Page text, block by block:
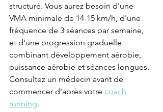
structuré. Vous aurez besoin d'une
VMA minimale de 14-15 km/h, d'une
fréquence de 3 séances par semaine,
et d'une progression graduelle
combinant développement aérobie,
puissance aérobie et séances longues.
Consultez un médecin avant de
commencer d'après votre coach
running.